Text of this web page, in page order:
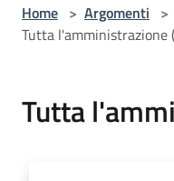
Home > Argomenti >
Tutta l'amministrazione
Tutta